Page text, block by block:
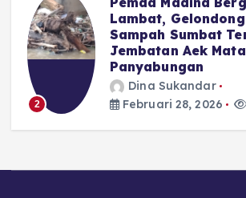
2
Lambat,
Sampah Sumbat
Jembatan Aek Mata
Panyabungan
Dina Sukandar
Februari 28, 2026